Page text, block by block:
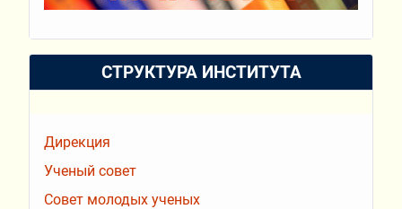
СТРУКТУРА ИНСТИТУТА
Дирекция
Ученый совет
Совет молодых ученых